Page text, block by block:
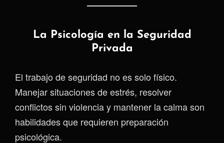
La Psicología en la Seguridad
Privada
El trabajo de seguridad no es solo físico.
Manejar situaciones de estrés, resolver
conflictos sin violencia y mantener la calma son
habilidades que requieren preparación
psicológica.